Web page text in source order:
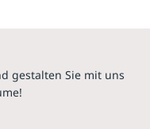
gestalten Sie mit uns